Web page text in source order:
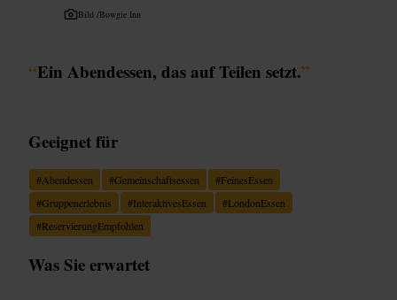
Bild /Bowgie Inn
“Ein Abendessen, das auf Teilen setzt.”
Geeignet für
#Abendessen #Gemeinschaftsessen #FeinesEssen
#Gruppenerlebnis #InteraktivesEssen #LondonEssen
#ReservierungEmpfohlen
Was Sie erwartet